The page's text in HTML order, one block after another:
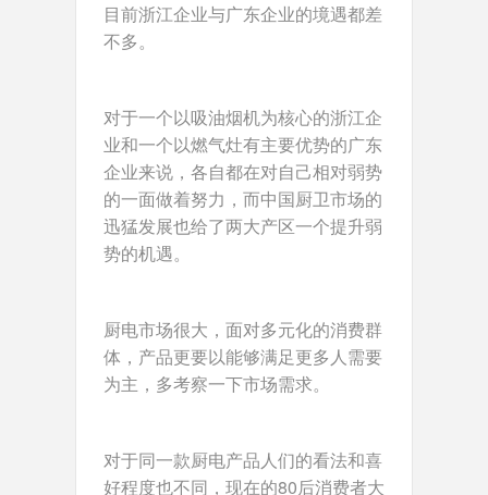
目前浙江企业与广东企业的境遇都差
不多。
对于一个以吸油烟机为核心的浙江企
业和一个以燃气灶有主要优势的广东
企业来说，各自都在对自己相对弱势
的一面做着努力，而中国厨卫市场的
迅猛发展也给了两大产区一个提升弱
势的机遇。
厨电市场很大，面对多元化的消费群
体，产品更要以能够满足更多人需要
为主，多考察一下市场需求。
对于同一款厨电产品人们的看法和喜
好程度也不同，现在的80后消费者大